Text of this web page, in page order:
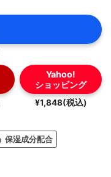
Yahoo!
ショッピング
¥1,848(税込)
保湿成分配合